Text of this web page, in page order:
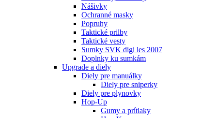
Nášivky
Ochranné masky
Popruhy
Taktické prilby
Taktické vesty
Sumky SVK digi les 2007
Doplnky ku sumkám
Upgrade a diely
Diely pre manuálky
Diely pre sniperky
Diely pre plynovky
Hop-Up
Gumy a prítlaky